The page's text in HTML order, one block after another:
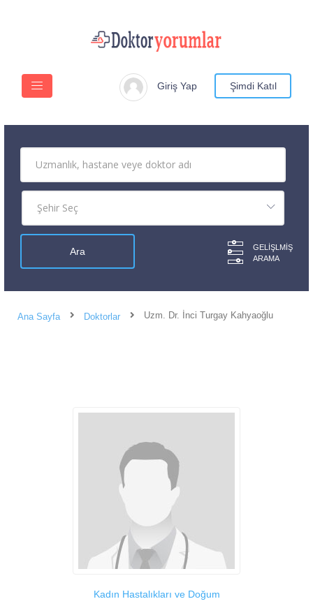
Giriş Yap Şimdi Katıl
GELIŞLMIŞ
ARAMA
Ana Sayfa Doktorlar Uzm. Dr. İnci Turgay Kahyaoğlu
Kadın Hastalıkları ve Doğum